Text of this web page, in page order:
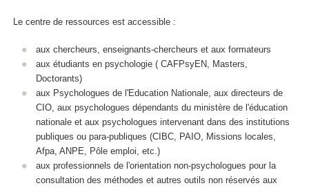
Le centre de ressources est accessible :
aux chercheurs, enseignants-chercheurs et aux formateurs
aux étudiants en psychologie ( CAFPsyEN, Masters,
Doctorants)
aux Psychologues de l'Education Nationale, aux directeurs de
CIO, aux psychologues dépendants du ministère de l'éducation
nationale et aux psychologues intervenant dans des institutions
publiques ou para-publiques (CIBC, PAIO, Missions locales,
Afpa, ANPE, Pôle emploi, etc.)
aux professionnels de l'orientation non-psychologues pour la
consultation des méthodes et autres outils non réservés aux